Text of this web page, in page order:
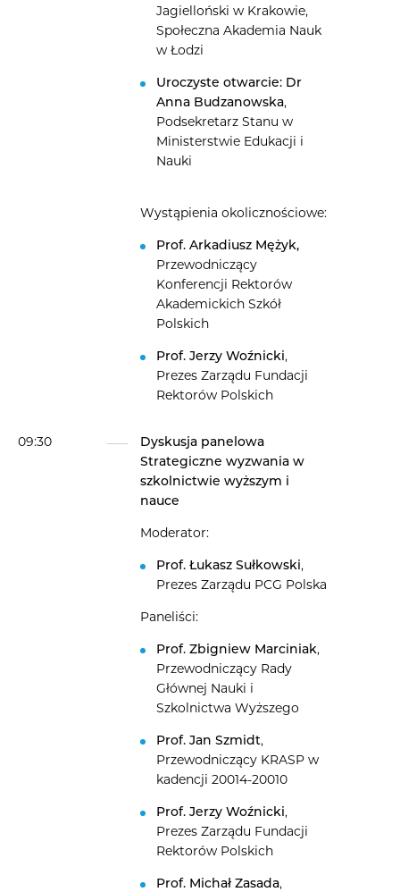
Jagielloński w Krakowie,
Społeczna Akademia Nauk
w Łodzi
Uroczyste otwarcie: Dr
Anna Budzanowska,
Podsekretarz Stanu w
Ministerstwie Edukacji i
Nauki
Wystąpienia okolicznościowe:
Prof. Arkadiusz Mężyk,
Przewodniczący
Konferencji Rektorów
Akademickich Szkół
Polskich
Prof. Jerzy Woźnicki,
Prezes Zarządu Fundacji
Rektorów Polskich
09:30
Dyskusja panelowa
Strategiczne wyzwania w
szkolnictwie wyższym i
nauce
Moderator:
Prof. Łukasz Sułkowski,
Prezes Zarządu PCG Polska
Paneliści:
Prof. Zbigniew Marciniak,
Przewodniczący Rady
Głównej Nauki i
Szkolnictwa Wyższego
Prof. Jan Szmidt,
Przewodniczący KRASP w
kadencji 20014-20010
Prof. Jerzy Woźnicki,
Prezes Zarządu Fundacji
Rektorów Polskich
Prof. Michał Zasada,